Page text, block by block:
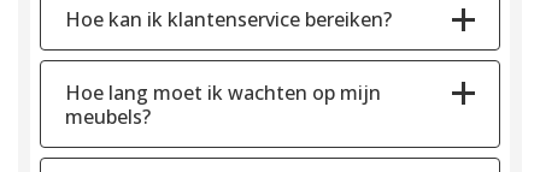
Hoe kan ik klantenservice bereiken?
Hoe lang moet ik wachten op mijn
meubels?